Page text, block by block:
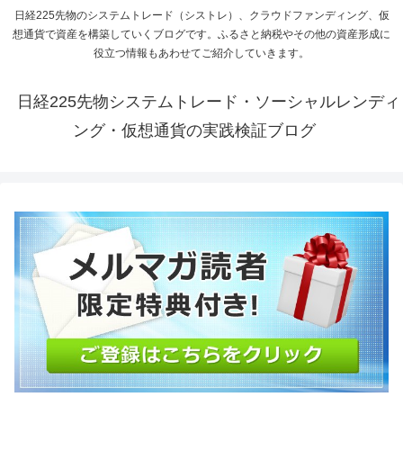
日経225先物のシステムトレード（シストレ）、クラウドファンディング、仮
想通貨で資産を構築していくブログです。ふるさと納税やその他の資産形成に
役立つ情報もあわせてご紹介していきます。
日経225先物システムトレード・ソーシャルレンディ
ング・仮想通貨の実践検証ブログ